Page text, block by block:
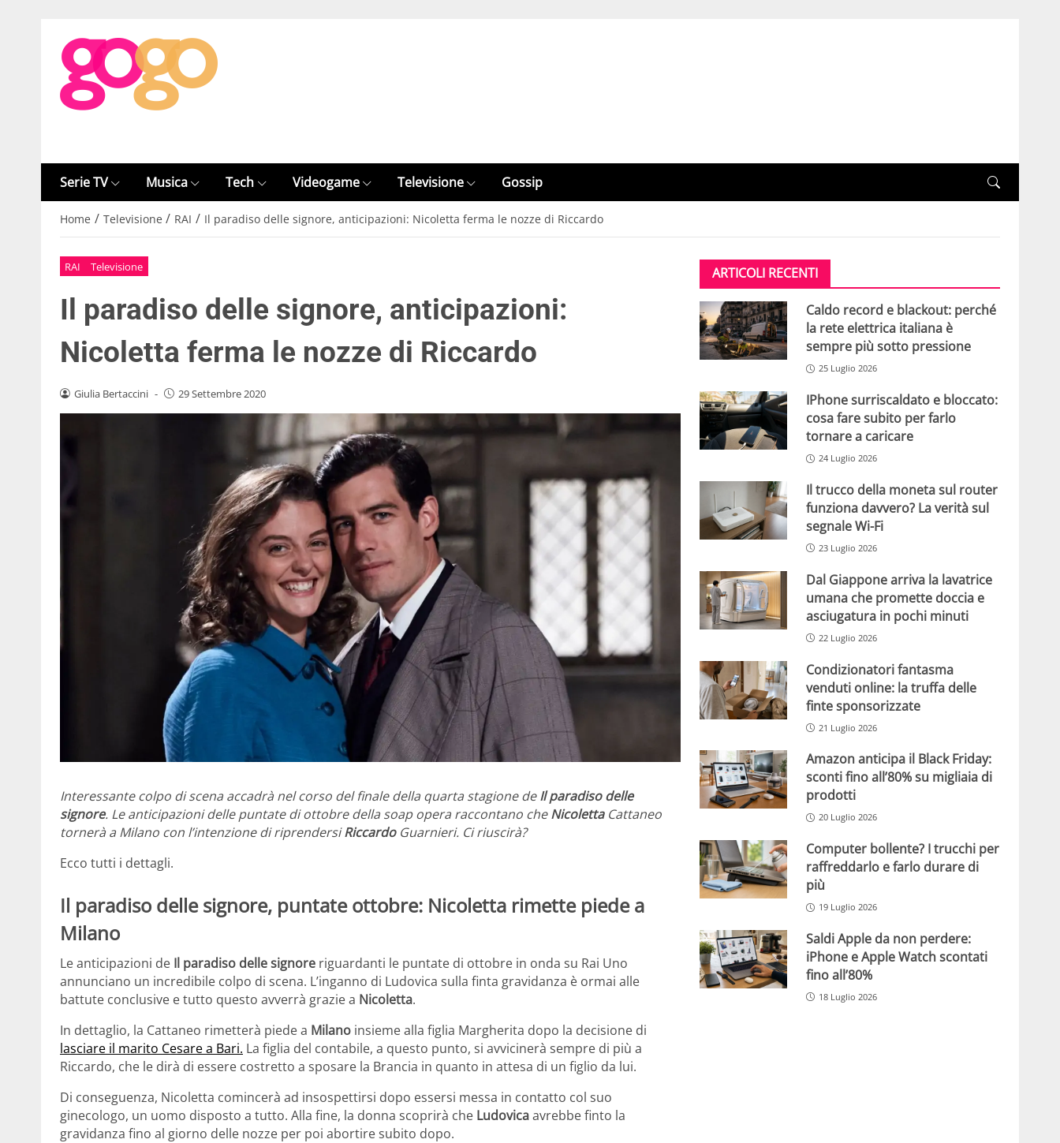
Serie TV Musica Tech Videogame Televisione Gossip
Home / Televisione / RAI / Il paradiso delle signore, anticipazioni: Nicoletta ferma le nozze di Riccardo
RAI Televisione
Il paradiso delle signore, anticipazioni:
Nicoletta ferma le nozze di Riccardo
Giulia Bertaccini - 29 Settembre 2020
Interessante colpo di scena accadrà nel corso del finale della quarta stagione deIl paradiso delle
signore. Le anticipazioni delle puntate di ottobre della soap opera raccontano cheNicolettaCattaneo
tornerà a Milano con l’intenzione di riprendersiRiccardoGuarnieri. Ci riuscirà?
Ecco tutti i dettagli.
Il paradiso delle signore, puntate ottobre: Nicoletta rimette piede a
Milano
Le anticipazioni de Il paradiso delle signore riguardanti le puntate di ottobre in onda su Rai Uno
annunciano un incredibile colpo di scena. L’inganno di Ludovica sulla finta gravidanza è ormai alle
battute conclusive e tutto questo avverrà grazie a Nicoletta.
In dettaglio, la Cattaneo rimetterà piede a Milano insieme alla figlia Margherita dopo la decisione di
lasciare il marito Cesare a Bari. La figlia del contabile, a questo punto, si avvicinerà sempre di più a
Riccardo, che le dirà di essere costretto a sposare la Brancia in quanto in attesa di un figlio da lui.
Di conseguenza, Nicoletta comincerà ad insospettirsi dopo essersi messa in contatto col suo
ginecologo, un uomo disposto a tutto. Alla fine, la donna scoprirà che Ludovicaavrebbe finto la
gravidanza fino al giorno delle nozze per poi abortire subito dopo.
ARTICOLI RECENTI
Caldo record e blackout: perché
la rete elettrica italiana è
sempre più sotto pressione
25 Luglio 2026
IPhone surriscaldato e bloccato:
cosa fare subito per farlo
tornare a caricare
24 Luglio 2026
Il trucco della moneta sul router
funziona davvero? La verità sul
segnale Wi-Fi
23 Luglio 2026
Dal Giappone arriva la lavatrice
umana che promette doccia e
asciugatura in pochi minuti
22 Luglio 2026
Condizionatori fantasma
venduti online: la truffa delle
finte sponsorizzate
21 Luglio 2026
Amazon anticipa il Black Friday:
sconti fino all’80% su migliaia di
prodotti
20 Luglio 2026
Computer bollente? I trucchi per
raffreddarlo e farlo durare di
più
19 Luglio 2026
Saldi Apple da non perdere:
iPhone e Apple Watch scontati
fino all’80%
18 Luglio 2026